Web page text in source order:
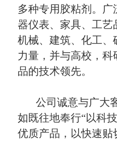
多种专用胶粘剂。
器仪表、家具、工
机械、建筑、化工
力量，并与高校，
品的技术领先。
公司诚意与广大
如既往地奉行“以科
优质产品，以快速贴